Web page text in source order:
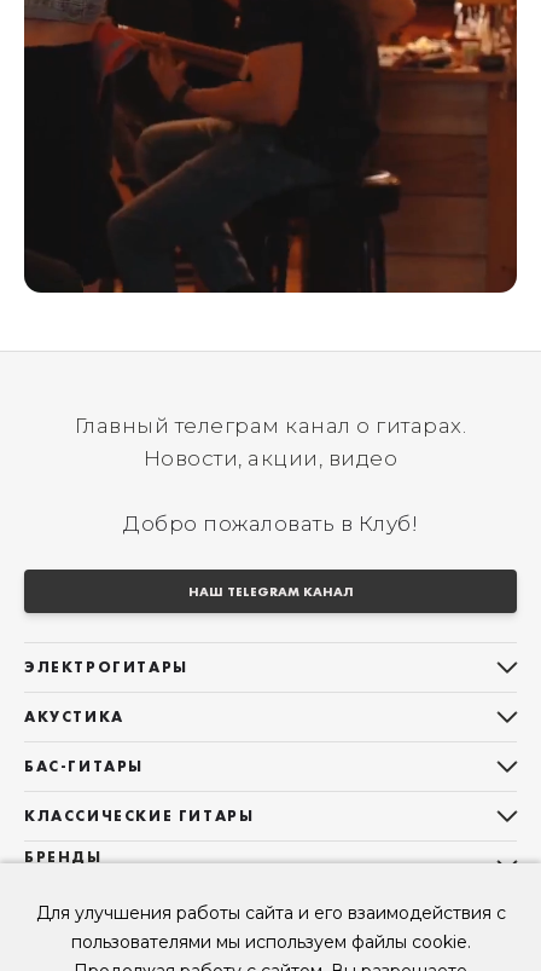
Для улучшения работы сайта и его взаимодействия с
пользователями мы используем файлы cookie.
Главный телеграм канал о гитарах.
Новости, акции, видео
Добро пожаловать в Клуб!
НАШ TELEGRAM КАНАЛ
ЭЛЕКТРОГИТАРЫ
Telecaster
Les Paul
Superstrat
АКУСТИКА
Фолки (ОМ, 000, 00)
Гранд Аудиториум
Б/У, уцененные гитары
БАС-ГИТАРЫ
Precision Bass
Б/У, уцененные гитары
КЛАССИЧЕСКИЕ ГИТАРЫ
Все классические гитары
Б/У, уцененные гитары
БРЕНДЫ
Sigma Guitars
Enya Guitars
Контакты
Мы в Telegram